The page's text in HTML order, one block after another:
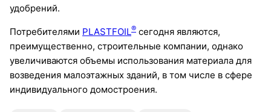
удобрений.
Потребителями PLASTFOIL® сегодня являются,
преимущественно, строительные компании, однако
увеличиваются объемы использования материала для
возведения малоэтажных зданий, в том числе в сфере
индивидуального домостроения.